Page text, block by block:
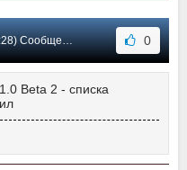
#61 0
Beta 2 - списка